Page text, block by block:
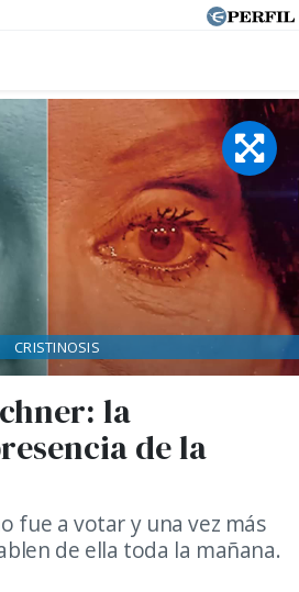
la
de la
fue a votar y una vez más
de ella toda la mañana.
CRISTINOSIS